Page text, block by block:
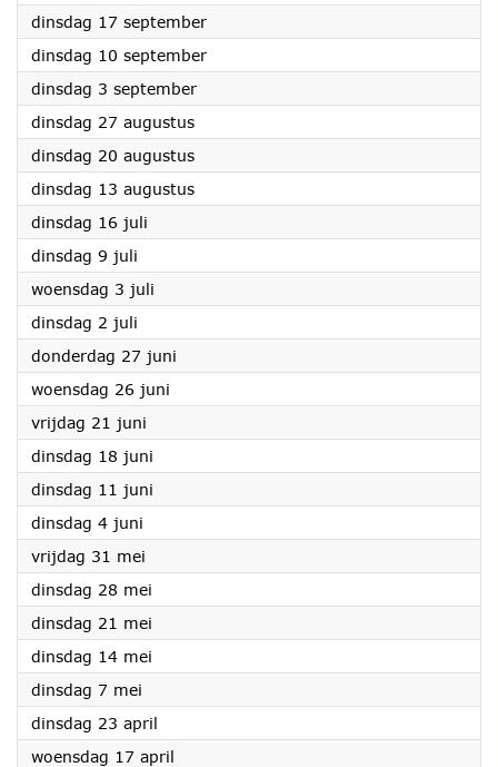
dinsdag 17 september2024
dinsdag 10 september2024
dinsdag 3 september2024
dinsdag 27 augustus2024
dinsdag 20 augustus2024
dinsdag 13 augustus2024
dinsdag 16 juli
dinsdag 9 juli
woensdag 3 juli
dinsdag 2 juli
donderdag 27 juni
woensdag 26 juni
vrijdag 21 juni
dinsdag 18 juni
dinsdag 11 juni
dinsdag 4 juni
vrijdag 31 mei
dinsdag 28 mei
dinsdag 21 mei
dinsdag 14 mei
dinsdag 7 mei
dinsdag 23 april
woensdag 17 april